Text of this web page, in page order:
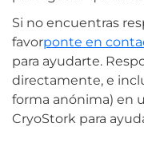
Si no encuentras
favorponte en
para ayudarte.
directamente, e
forma anónima) en
CryoStork para